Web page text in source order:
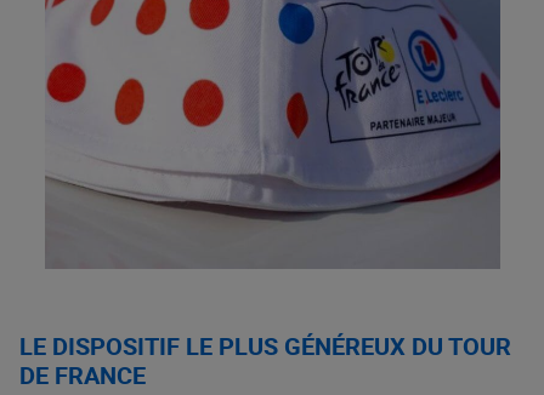
LE DISPOSITIF LE PLUS GÉNÉREUX DU TOUR
DE FRANCE